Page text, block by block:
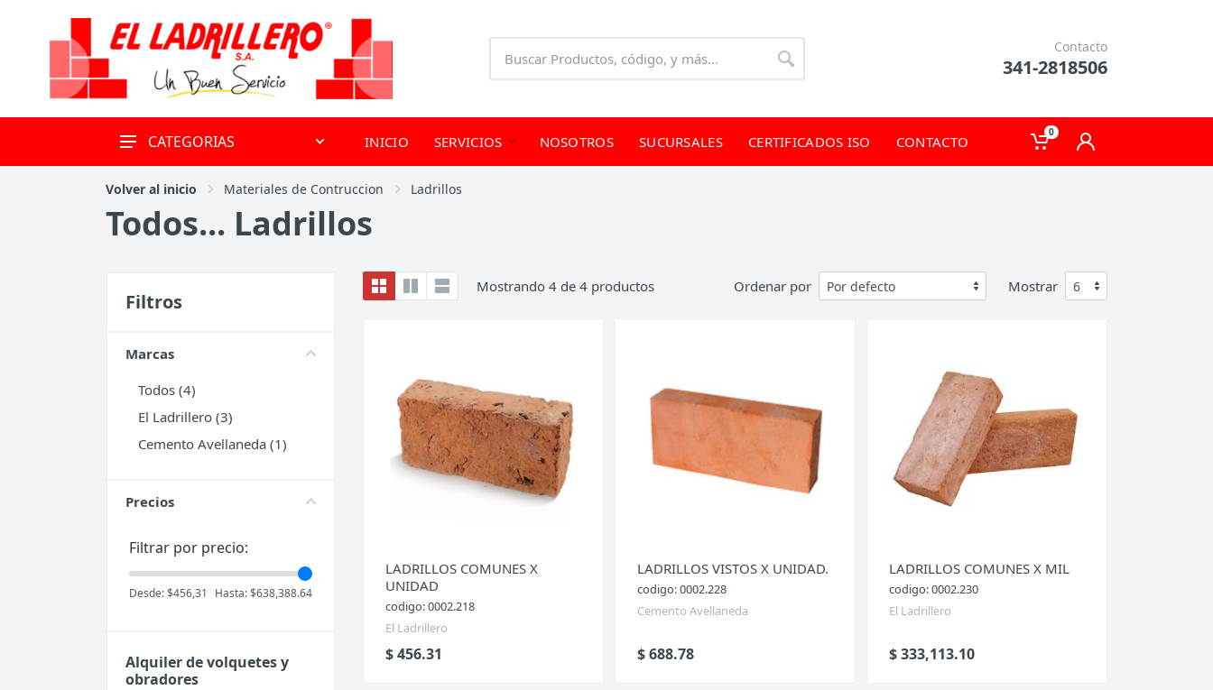
Contacto
341-2818506
OFERTAS
Alquiler de volquetes y
obradores
Revestimientos
Hierros y Mallas
Baños
Cocina
CATEGORIAS INICIO SERVICIOS NOSOTROS SUCURSALES CERTIFICADOS ISO CONTACTO
0
Volver al inicio Materiales de Contruccion Ladrillos
Todos... Ladrillos
Filtros
Marcas
Todos (4)
El Ladrillero (3)
Cemento Avellaneda (1)
Precios
Filtrar por precio:
Desde:$456,31 Hasta:$638,388.64
Alquiler de volquetes y
obradores
Mostrando 4 de 4 productos Ordenar por Mostrar
LADRILLOS COMUNES X
UNIDAD
codigo: 0002.218
El Ladrillero
$ 456.31
LADRILLOS VISTOS X UNIDAD.
codigo: 0002.228
Cemento Avellaneda
$ 688.78
LADRILLOS COMUNES X MIL
codigo: 0002.230
El Ladrillero
$ 333,113.10